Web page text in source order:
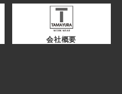
会社概要